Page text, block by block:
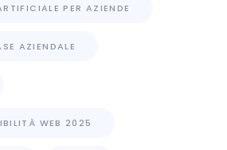
PER AZIENDE
AZIENDALE
WEB 2025